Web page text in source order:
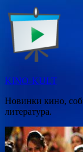
Перейти
к
содержимому
KINO-KULT
Новинки кино,
литература.